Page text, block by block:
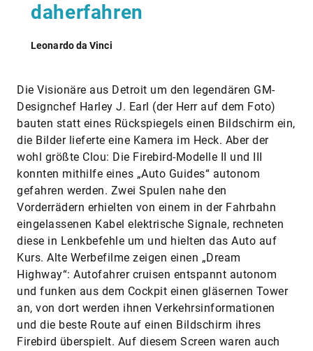
daherfahren
Leonardo da Vinci
Die Visionäre aus Detroit um den legendären GM-
Designchef Harley J. Earl (der Herr auf dem Foto)
bauten statt eines Rückspiegels einen Bildschirm ein,
die Bilder lieferte eine Kamera im Heck. Aber der
wohl größte Clou: Die Firebird-Modelle II und III
konnten mithilfe eines „Auto Guides“ autonom
gefahren werden. Zwei Spulen nahe den
Vorderrädern erhielten von einem in der Fahrbahn
eingelassenen Kabel elektrische Signale, rechneten
diese in Lenkbefehle um und hielten das Auto auf
Kurs. Alte Werbefilme zeigen einen „Dream
Highway“: Autofahrer cruisen entspannt autonom
und funken aus dem Cockpit einen gläsernen Tower
an, von dort werden ihnen Verkehrsinformationen
und die beste Route auf einen Bildschirm ihres
Firebird überspielt. Auf diesem Screen waren auch